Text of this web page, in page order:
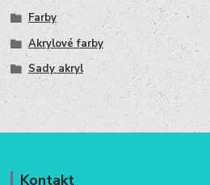
Farby
Akrylové farby
Sady akryl
Kontakt